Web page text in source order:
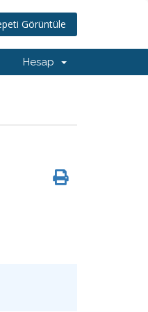
Görüntüle
Hesap